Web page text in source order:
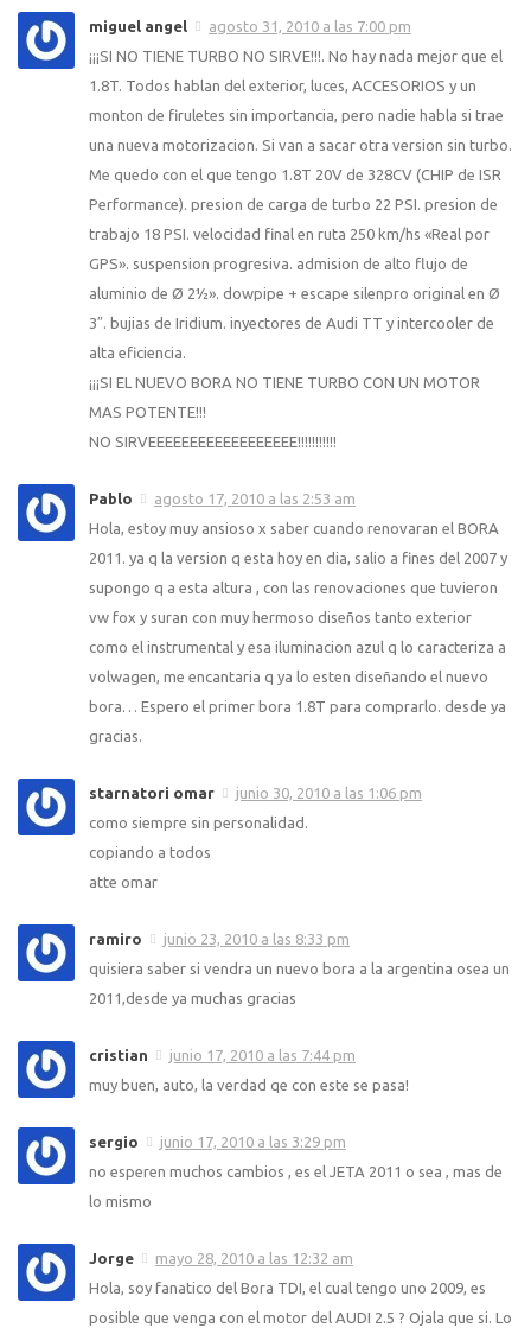
miguel angel
agosto 31, 2010 a las 7:00 pm
¡¡¡SI NO TIENE TURBO NO SIRVE!!!. No hay nada mejor que el
1.8T. Todos hablan del exterior, luces, ACCESORIOS y un
monton de firuletes sin importancia, pero nadie habla si trae
una nueva motorizacion. Si van a sacar otra version sin turbo.
Me quedo con el que tengo 1.8T 20V de 328CV (CHIP de ISR
Performance). presion de carga de turbo 22 PSI. presion de
trabajo 18 PSI. velocidad final en ruta 250 km/hs «Real por
GPS». suspension progresiva. admision de alto flujo de
aluminio de Ø 2½». dowpipe + escape silenpro original en Ø
3″. bujias de Iridium. inyectores de Audi TT y intercooler de
alta eficiencia.
¡¡¡SI EL NUEVO BORA NO TIENE TURBO CON UN MOTOR
MAS POTENTE!!!
NO SIRVEEEEEEEEEEEEEEEEEE!!!!!!!!!!!
Pablo
agosto 17, 2010 a las 2:53 am
Hola, estoy muy ansioso x saber cuando renovaran el BORA
2011. ya q la version q esta hoy en dia, salio a fines del 2007 y
supongo q a esta altura , con las renovaciones que tuvieron
vw fox y suran con muy hermoso diseños tanto exterior
como el instrumental y esa iluminacion azul q lo caracteriza a
volwagen, me encantaria q ya lo esten diseñando el nuevo
bora… Espero el primer bora 1.8T para comprarlo. desde ya
gracias.
starnatori omar
junio 30, 2010 a las 1:06 pm
como siempre sin personalidad.
copiando a todos
atte omar
ramiro
junio 23, 2010 a las 8:33 pm
quisiera saber si vendra un nuevo bora a la argentina osea un
2011,desde ya muchas gracias
cristian
junio 17, 2010 a las 7:44 pm
muy buen, auto, la verdad qe con este se pasa!
sergio
junio 17, 2010 a las 3:29 pm
no esperen muchos cambios , es el JETA 2011 o sea , mas de
lo mismo
Jorge
mayo 28, 2010 a las 12:32 am
Hola, soy fanatico del Bora TDI, el cual tengo uno 2009, es
posible que venga con el motor del AUDI 2.5 ? Ojala que si. Lo